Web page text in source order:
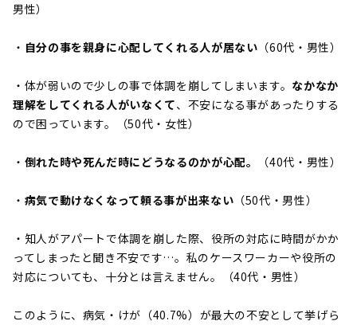
男性）
・ 自分の事を親身に心配してくれる人が居ない （60代・男性）
・体が弱いので少しの事で体調を崩してしまいます。 なかなか
理解をしてくれる人がいなくて、不安になる事があったりする
ので困っています。（50代・女性）
・ 倒れた時や死んだ時にどうなるのかが心配。 （40代・男性）
・ 病気で動けなくなって頼る事が出来ない （50代・男性）
・知人がアパートで体調を崩した際、役所の対応に時間がかか
ってしまったと聞き不安です…。私のケースワーカーや役所の
対応についても、十分とは言えません。（40代・男性）
このように、病気・けが（40.7%）が最大の不安として挙げら